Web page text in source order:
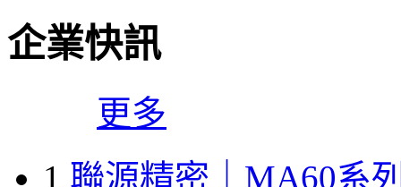
企業快訊
更多
1 聯源精密｜MA60系